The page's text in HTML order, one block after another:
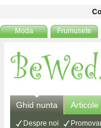
Moda Frumusete
Ghid nunta Articole
Despre noi